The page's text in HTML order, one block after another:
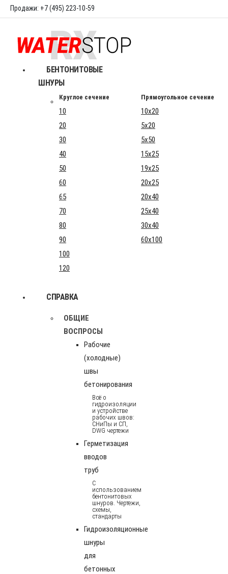
Продажи: +7 (495) 223-10-59
БЕНТОНИТОВЫЕ
ШНУРЫ
Круглое сечение Прямоугольное сечение
10
10x20
20
5x20
30
5x50
40
15x25
50
19x25
60
20x25
65
20x40
70
25x40
80
30x40
90
60x100
100
120
СПРАВКА
ОБЩИЕ
ВОСПРОСЫ
Рабочие
(холодные)
швы
бетонирования
Всё о
гидроизоляции
и устройстве
рабочих швов:
СНиПы и СП,
DWG чертежи
Герметизация
вводов
труб
С
использованием
бентонитовых
шнуров. Чертежи,
схемы,
стандарты
Гидроизоляционные
шнуры
для
бетонных